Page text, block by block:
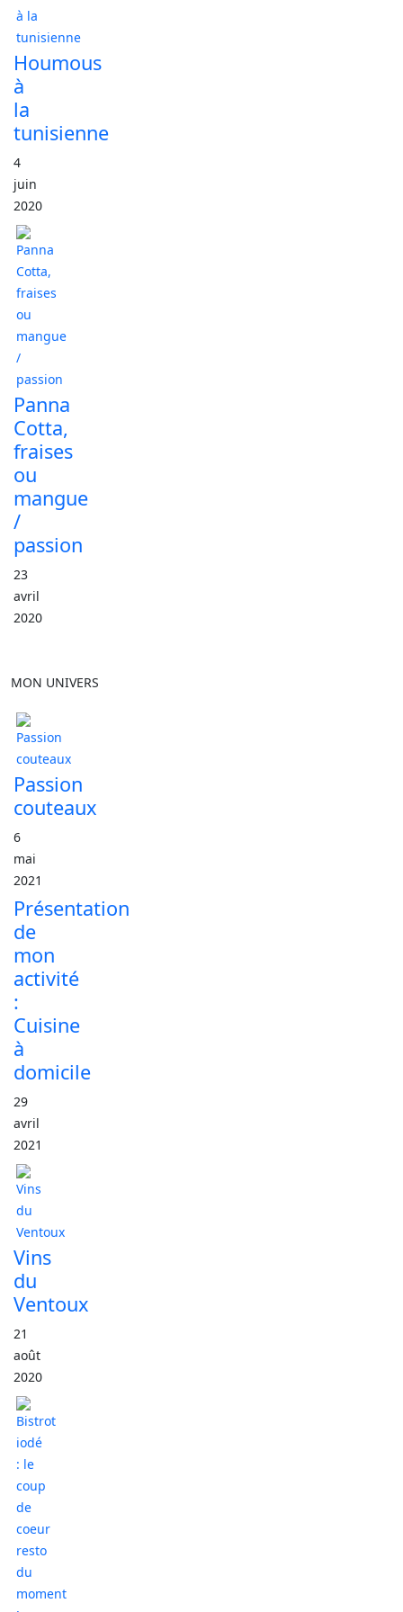
Houmous
à
la
tunisienne
4
juin
2020
Panna
Cotta,
fraises
ou
mangue
/
passion
23
avril
2020
MON UNIVERS
Passion
couteaux
6
mai
2021
Présentation
de
mon
activité
:
Cuisine
à
domicile
29
avril
2021
Vins
du
Ventoux
21
août
2020